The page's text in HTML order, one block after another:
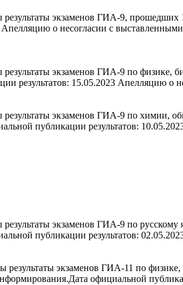
экзаменов ГИА-9, прошедших
о несогласии с
экзаменов ГИА-9 по физике,
результатов: 15.05.2023 Апелляцию
экзаменов ГИА-9 по химии,
публикации результатов:
экзаменов ГИА-9 по
публикации результатов:
экзаменов ГИА-11 по
официальной